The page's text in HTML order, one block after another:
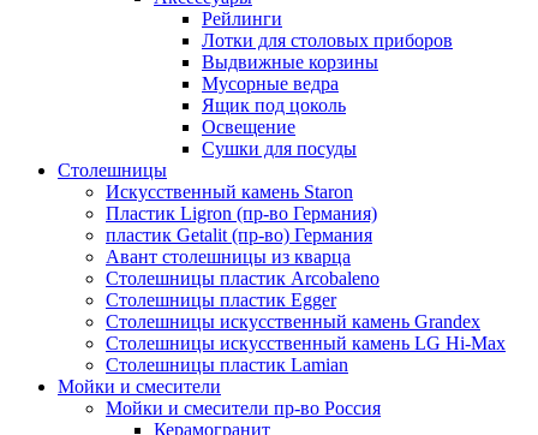
Рейлинги
Лотки для столовых приборов
Выдвижные корзины
Мусорные ведра
Ящик под цоколь
Освещение
Сушки для посуды
Столешницы
Искусственный камень Staron
Пластик Ligron (пр-во Германия)
пластик Getalit (пр-во) Германия
Авант столешницы из кварца
Столешницы пластик Arcobaleno
Столешницы пластик Egger
Столешницы искусственный камень Grandex
Столешницы искусственный камень LG Hi-Max
Столешницы пластик Lamian
Мойки и смесители
Мойки и смесители пр-во Россия
Керамогранит